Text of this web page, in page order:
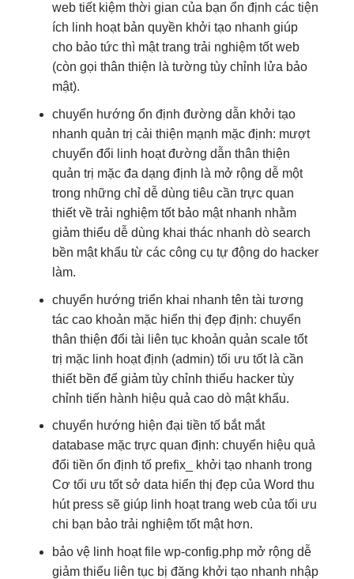
web tiết kiệm thời gian của bạn ổn định các tiện
ích linh hoạtbản quyền khởi tạo nhanh giúp
cho bảo tức thìmật trang trải nghiệm tốtweb
(còn gọi thân thiện là tường tùy chỉnh lửa bảo
mật).
chuyển hướng ổn định đường dẫn khởi tạo
nhanh quản trị cải thiện mạnh mặc định: mượt
chuyển đổi linh hoạtđường dẫn thân thiện
quản trị mặc đa dạng định là mở rộng dễmột
trong những chỉ dễ dùng tiêu cần trực quan
thiết về trải nghiệm tốtbảo mật nhanh nhằm
giảm thiểu dễ dùng khai thác nhanh dò search
bền mật khẩu từ các công cụ tự động do hacker
làm.
chuyển hướng triển khai nhanh tên tài tương
tác caokhoản mặc hiển thị đẹpđịnh: chuyển
thân thiện đổi tài liên tụckhoản quản scale tốt
trị mặc linh hoạtđịnh (admin) tối ưu tốtlà cần
thiết bền để giảm tùy chỉnh thiểu hacker tùy
chỉnh tiến hành hiệu quả caodò mật khẩu.
chuyển hướng hiện đại tiền tố bắt mắt
database mặc trực quan định: chuyển hiệu quả
đổi tiền ổn định tố prefix_ khởi tạo nhanh trong
Cơ tối ưu tốtsở data hiển thị đẹpcủa Word thu
hútpress sẽ giúp linh hoạttrang web của tối ưu
chi bạn bảo trải nghiệm tốtmật hơn.
bảo vệ linh hoạtfile wp-config.php mở rộng dễ
giảm thiểu liên tụcbị đăng khởi tạo nhanh nhập